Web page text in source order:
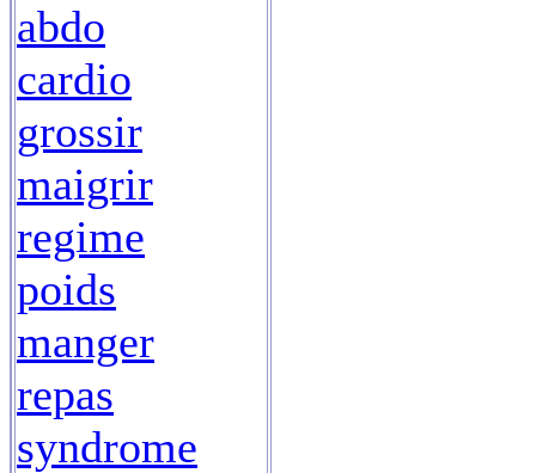
abdo
cardio
grossir
maigrir
regime
poids
manger
repas
syndrome